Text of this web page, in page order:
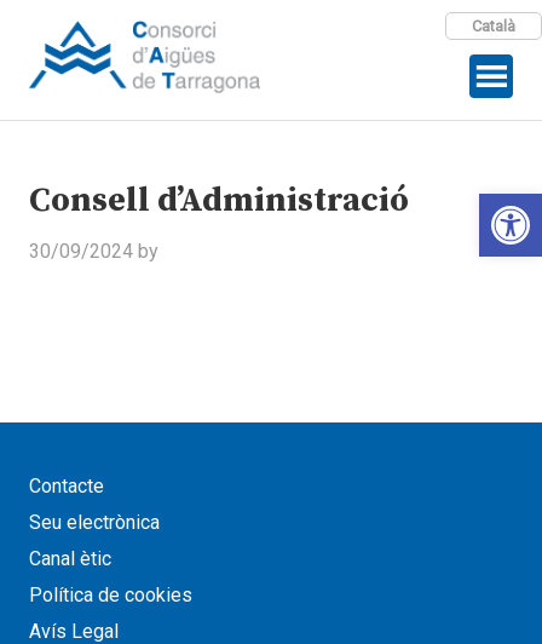
Català
Consell d’Administració
30/09/2024 by
Contacte
Seu electrònica
Canal ètic
Política de cookies
Avís Legal